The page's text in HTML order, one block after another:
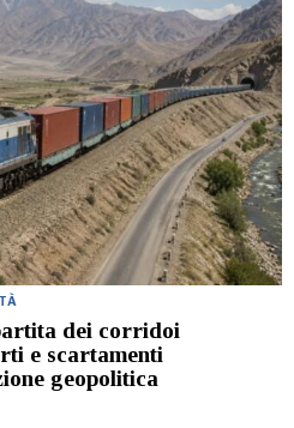
dei corridoi
e scartamenti
geopolitica